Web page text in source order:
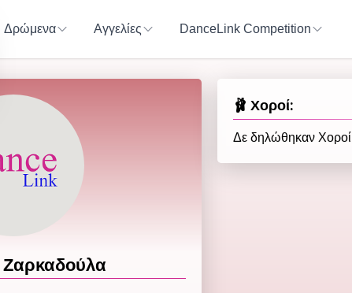
Δρώμενα Αγγελίες DanceLink Competition
Ζαρκαδούλα
🩰 Χοροί:
Δε δηλώθηκαν Χοροί